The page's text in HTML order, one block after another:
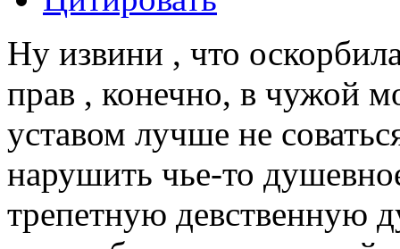
Ну извини , что
прав , конечно, в чужой
уставом лучше не
нарушить чье-то
трепетную девственную